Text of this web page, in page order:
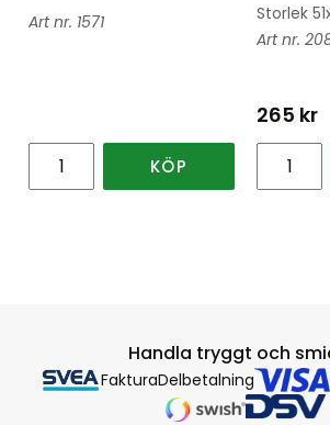
1571
KÖP
Storlek
265 kr
Handla tryggt och
FakturaDelbetalning